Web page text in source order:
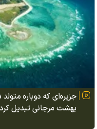
جزیره‌ای که دوباره
بهشت مرجانی تبدیل